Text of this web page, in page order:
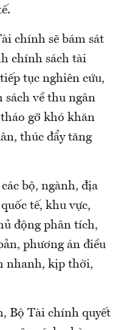
chính sẽ bám sát
chính sách tài
tục nghiên cứu,
sách về thu ngân
gỡ khó khăn
thúc đẩy tăng
bộ, ngành, địa
tế, khu vực,
động phân tích,
phương án điều
nhanh, kịp thời,
Bộ Tài chính quyết